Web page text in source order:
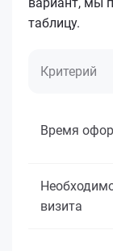
таблицу.
Критерий
Время
визита